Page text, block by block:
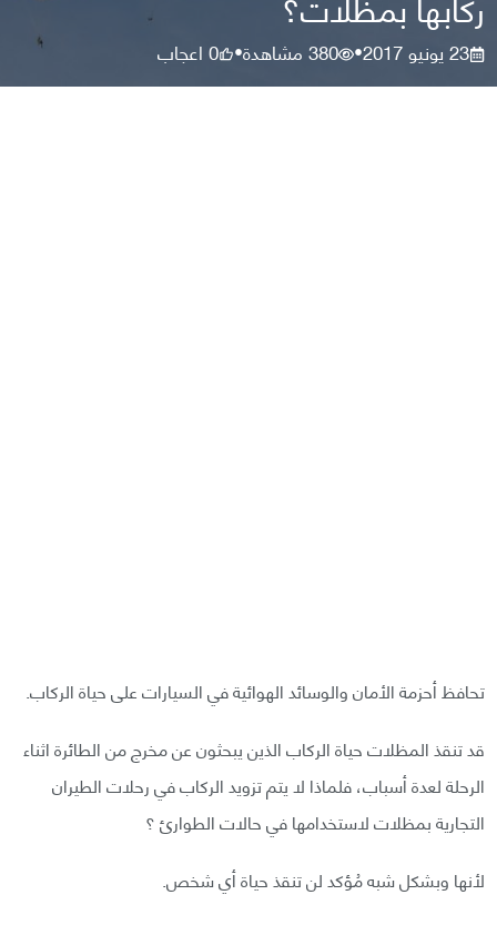
23 يونيو 2017 •
380مشاهدة•
0اعجاب
تحافظ أحزمة الأمان والوسائد الهوائية في السيارات على حياة الركاب.
قد تنقذ المظلات حياة الركاب الذين يبحثون عن مخرج من الطائرة اثناء
الرحلة لعدة أسباب، فلماذا لا يتم تزويد الركاب في رحلات الطيران
التجارية بمظلات لاستخدامها في حالات الطوارئ ؟
لأنها وبشكل شبه مُؤكد لن تنقذ حياة أي شخص.